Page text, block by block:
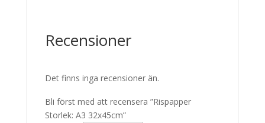
Recensioner
Det finns inga recensioner än.
Bli först med att recensera ”Rispapper
Storlek: A3 32x45cm”